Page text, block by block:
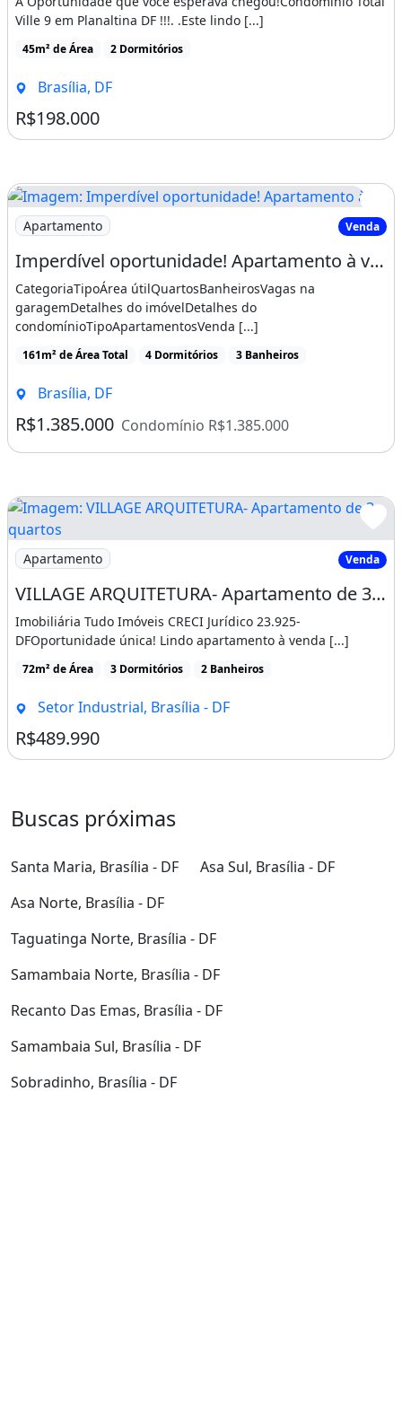
Ville 9 em Planaltina DF !!!. .Este lindo [...]
45m² de Área 2 Dormitórios
Brasília, DF
R$198.000
Imagem: Imperdível oportunidade! Apartamento à
Apartamento Venda
Imperdível oportunidade! Apartamento à venda em Brasília-DF, bairro Norte (Águas
CategoriaTipoÁrea útilQuartosBanheirosVagas na
garagemDetalhes do imóvelDetalhes do
condomínioTipoApartamentosVenda [...]
161m² de Área Total 4 Dormitórios 3 Banheiros
Brasília, DF
R$1.385.000 Condomínio R$1.385.000
Imagem: VILLAGE ARQUITETURA- Apartamento de 3
Apartamento Venda
VILLAGE ARQUITETURA- Apartamento de 3 quartos com suíte e 2 vagas no Gama, em
Imobiliária Tudo Imóveis CRECI Jurídico 23.925-
DFOportunidade única! Lindo apartamento à venda [...]
72m² de Área 3 Dormitórios 2 Banheiros
Setor Industrial, Brasília - DF
R$489.990
Buscas próximas
Santa Maria, Brasília - DF
Asa Sul, Brasília - DF
Asa Norte, Brasília - DF
Taguatinga Norte, Brasília - DF
Samambaia Norte, Brasília - DF
Recanto Das Emas, Brasília - DF
Samambaia Sul, Brasília - DF
Sobradinho, Brasília - DF